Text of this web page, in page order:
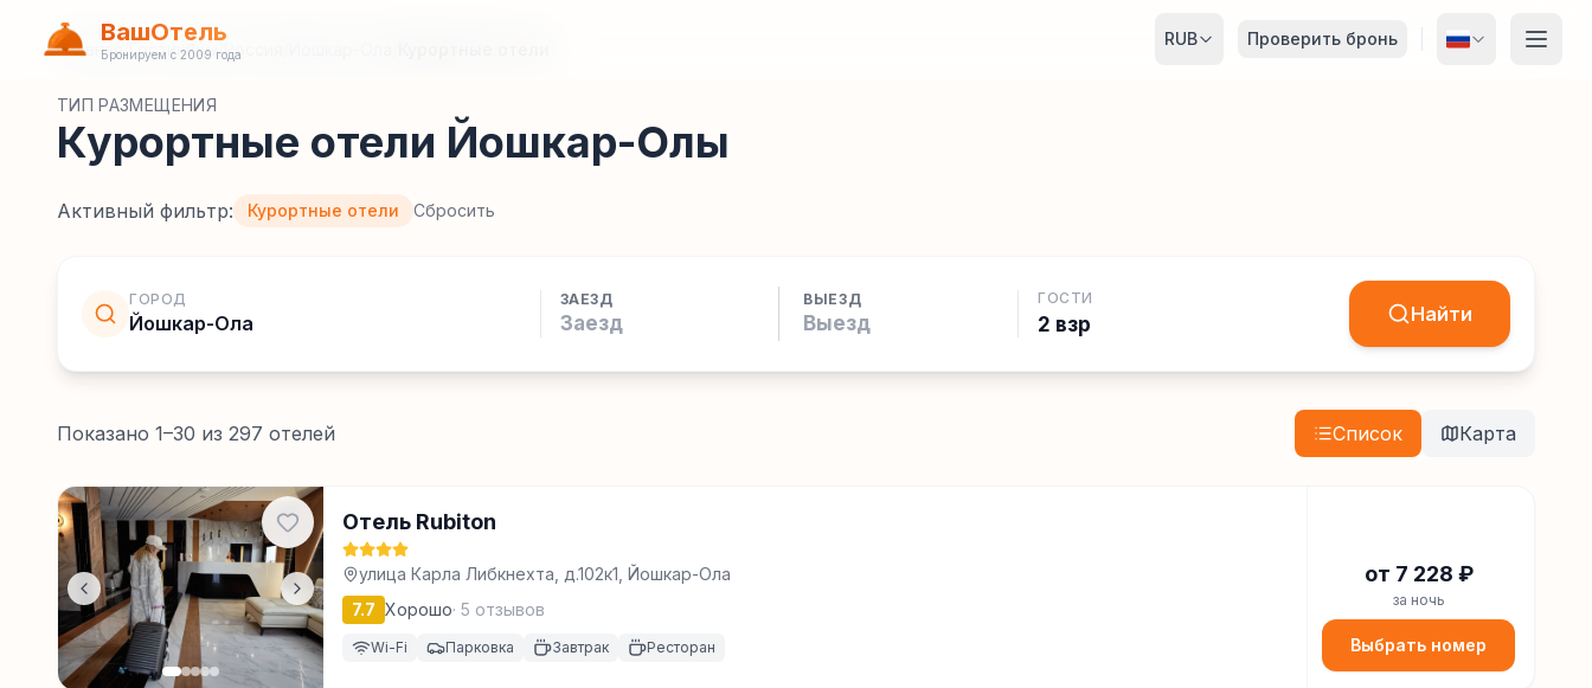
ВашОтель
Бронируем с 2009 года
RUB Проверить бронь
Главная/Гостиницы/Россия
ТИП РАЗМЕЩЕНИЯ
Курортные отели Йошкар-Олы
Активный фильтр: Курортные отели Сбросить
ГОРОД
Йошкар-Ола
ЗАЕЗД ВЫЕЗД ГОСТИ
2 взр Найти
Показано 1–30 из 297 отелей Список Карта
Отель Rubiton
улица Карла Либкнехта, д.102к1, Йошкар-Ола
7.7 Хорошо· 5 отзывов
Wi-Fi Парковка Завтрак Ресторан
от 7 228 ₽
за ночь
Выбрать номер